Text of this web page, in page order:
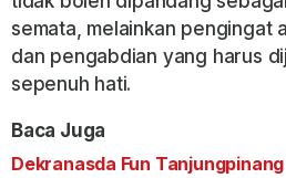
semata, melainkan pengingat
dan pengabdian yang harus
sepenuh hati.
Baca Juga
Dekranasda Fun